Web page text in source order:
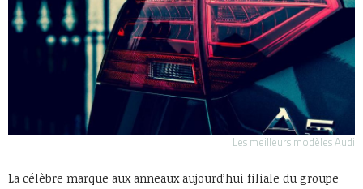
Les meilleurs modèles Audi
La célèbre marque aux anneaux aujourd’hui filiale du groupe